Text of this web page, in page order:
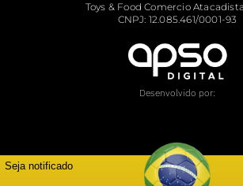
Toys & Food Comercio
CNPJ: 12.085.461/0001-93
Desenvolvido por:
Seja notificado